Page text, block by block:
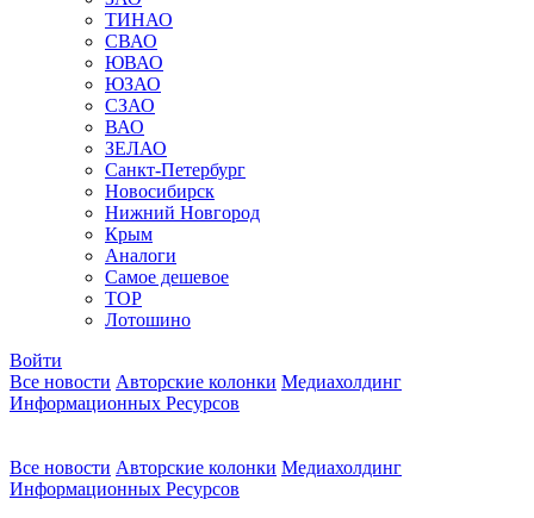
ТИНАО
СВАО
ЮВАО
ЮЗАО
СЗАО
ВАО
ЗЕЛАО
Санкт-Петербург
Новосибирск
Нижний Новгород
Крым
Аналоги
Самое дешевое
TOP
Лотошино
Войти
Все новости Авторские колонки Медиахолдинг
Информационных Ресурсов
Все новости Авторские колонки Медиахолдинг
Информационных Ресурсов